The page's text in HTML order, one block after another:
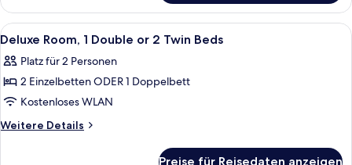
Suite,
Hafenblick
Alle
Fotos
für
Deluxe
Room,
1
Ein Hotelzimmer mit einem Bett,
5
Deluxe Room, 1 Double or 2 Twin Beds
Platz für 2 Personen
2 Einzelbetten ODER 1 Doppelbett
Kostenloses WLAN
Weitere Details
Weitere
Preise für Reisedaten anzeigen